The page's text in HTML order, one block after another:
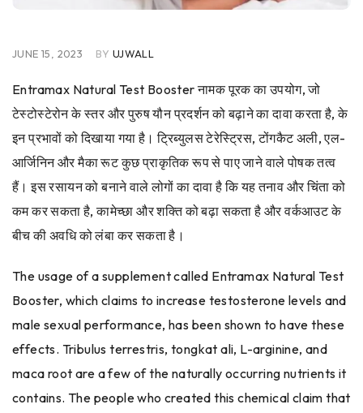
JUNE 15, 2023 BY UJWALL
Entramax Natural Test Booster नामक पूरक का उपयोग, जो
टेस्टोस्टेरोन के स्तर और पुरुष यौन प्रदर्शन को बढ़ाने का दावा करता है, के
इन प्रभावों को दिखाया गया है। ट्रिब्युलस टेरेस्ट्रिस, टोंगकैट अली, एल-
आर्जिनिन और मैका रूट कुछ प्राकृतिक रूप से पाए जाने वाले पोषक तत्व
हैं। इस रसायन को बनाने वाले लोगों का दावा है कि यह तनाव और चिंता को
कम कर सकता है, कामेच्छा और शक्ति को बढ़ा सकता है और वर्कआउट के
बीच की अवधि को लंबा कर सकता है।
The usage of a supplement called Entramax Natural Test
Booster, which claims to increase testosterone levels and
male sexual performance, has been shown to have these
effects. Tribulus terrestris, tongkat ali, L-arginine, and
maca root are a few of the naturally occurring nutrients it
contains. The people who created this chemical claim that